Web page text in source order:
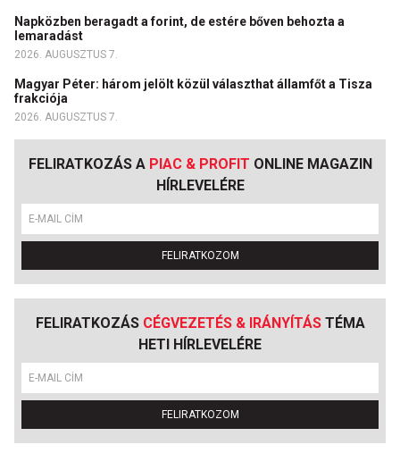
Napközben beragadt a forint, de estére bőven behozta a
lemaradást
2026. AUGUSZTUS 7.
Magyar Péter: három jelölt közül választhat államfőt a Tisza
frakciója
2026. AUGUSZTUS 7.
FELIRATKOZÁS A PIAC & PROFIT ONLINE MAGAZIN
HÍRLEVELÉRE
FELIRATKOZOM
FELIRATKOZÁS CÉGVEZETÉS & IRÁNYÍTÁSTÉMA
HETI HÍRLEVELÉRE
FELIRATKOZOM